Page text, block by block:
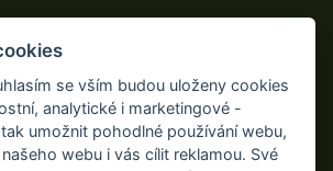
100 050
051
zahrada.cz
se vším budou uloženy cookies
analytické i marketingové -
umožnit pohodlné používání webu,
webu i vás cílit reklamou. Své